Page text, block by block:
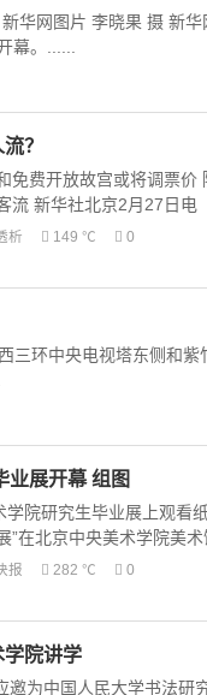
华网图片 李晓果 摄 新
幕。......
？
费开放故宫或将调票价
新华社北京2月27日电
析 149 ℃ 0
环中央电视塔东侧和紫
业展开幕 组图
学院研究生毕业展上观
在北京中央美术学院美术
报 282 ℃ 0
院讲学
邀为中国人民大学书法研